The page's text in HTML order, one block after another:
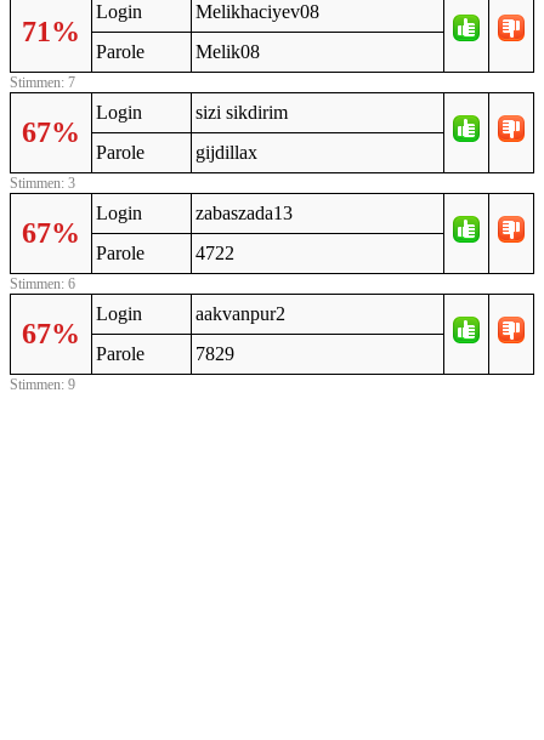
71%
Login
Melikhaciyev08
Parole
Melik08
Stimmen: 7
67%
Login
sizi sikdirim
Parole
gijdillax
Stimmen: 3
67%
Login
zabaszada13
Parole
4722
Stimmen: 6
67%
Login
aakvanpur2
Parole
7829
Stimmen: 9